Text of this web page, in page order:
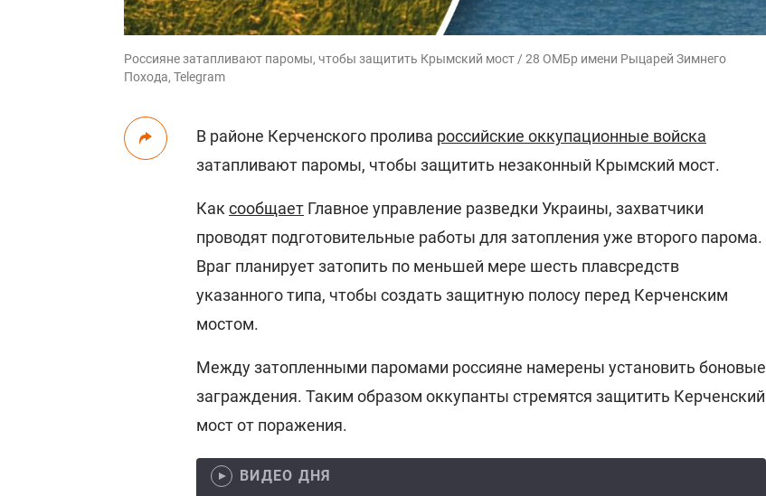
Россияне затапливают паромы, чтобы защитить Крымский мост / 28 ОМБр имени Рыцарей Зимнего
Похода, Telegram
В районе Керченского пролива российские оккупационные войска
затапливают паромы, чтобы защитить незаконный Крымский мост.
Как сообщает Главное управление разведки Украины, захватчики
проводят подготовительные работы для затопления уже второго парома.
Враг планирует затопить по меньшей мере шесть плавсредств
указанного типа, чтобы создать защитную полосу перед Керченским
мостом.
Между затопленными паромами россияне намерены установить боновые
заграждения. Таким образом оккупанты стремятся защитить Керченский
мост от поражения.
ВИДЕО ДНЯ